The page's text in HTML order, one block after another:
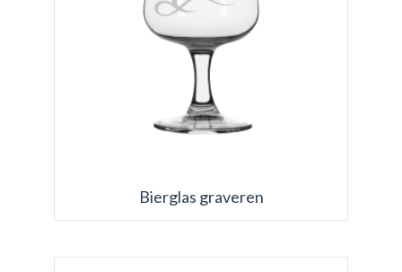
Bierglas graveren